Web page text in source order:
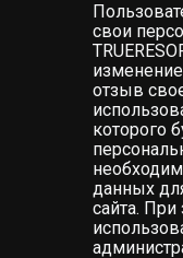
свои
отзыв
которого
данных
сайта.